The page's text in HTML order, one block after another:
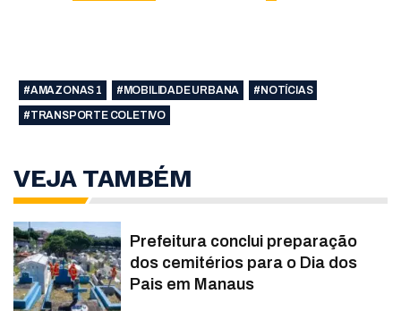
#AMAZONAS 1 #MOBILIDADE URBANA
#NOTÍCIAS
#TRANSPORTE COLETIVO
VEJA TAMBÉM
Prefeitura conclui preparação
dos cemitérios para o Dia dos
Pais em Manaus